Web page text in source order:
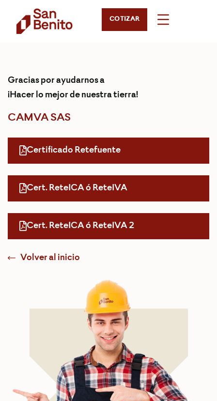
COTIZAR
Gracias por ayudarnos a
¡Hacer lo mejor de nuestra tierra!
CAMVA SAS
Certificado Retefuente
Cert. ReteICA ó ReteIVA
Cert. ReteICA ó ReteIVA 2
Volver al inicio